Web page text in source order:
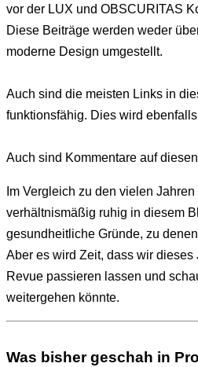
vor der LUX und OBSCURITAS
Diese Beiträge werden weder
moderne Design umgestellt.
Auch sind die meisten Links in
funktionsfähig. Dies wird
Auch sind Kommentare auf
Im Vergleich zu den vielen
verhältnismäßig ruhig in diesem
gesundheitliche Gründe, zu
Aber es wird Zeit, dass wir dieses
Revue passieren lassen und
weitergehen könnte.
Was bisher geschah in